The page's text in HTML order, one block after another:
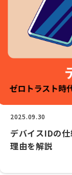
2025.09.30
デバイスIDの
理由を解説